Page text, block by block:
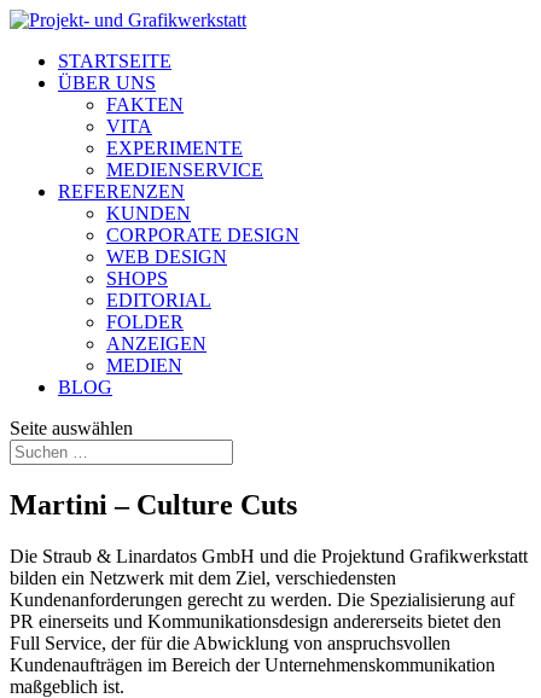
STARTSEITE
ÜBER UNS
FAKTEN
VITA
EXPERIMENTE
MEDIENSERVICE
REFERENZEN
KUNDEN
CORPORATE DESIGN
WEB DESIGN
SHOPS
EDITORIAL
FOLDER
ANZEIGEN
MEDIEN
BLOG
Seite auswählen
Martini – Culture Cuts
Die Straub & Linardatos GmbH und die Projektund Grafikwerkstatt
bilden ein Netzwerk mit dem Ziel, verschiedensten
Kundenanforderungen gerecht zu werden. Die Spezialisierung auf
PR einerseits und Kommunikationsdesign andererseits bietet den
Full Service, der für die Abwicklung von anspruchsvollen
Kundenaufträgen im Bereich der Unternehmenskommunikation
maßgeblich ist.